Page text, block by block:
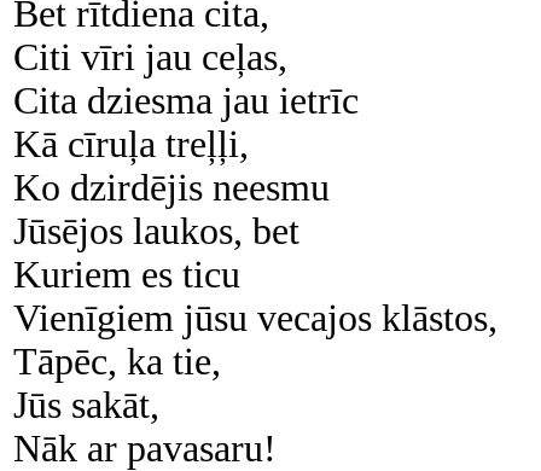
Bet rītdiena cita,
Citi vīri jau ceļas,
Cita dziesma jau ietrīc
Kā cīruļa treļļi,
Ko dzirdējis neesmu
Jūsējos laukos, bet
Kuriem es ticu
Vienīgiem jūsu vecajos klāstos,
Tāpēc, ka tie,
Jūs sakāt,
Nāk ar pavasaru!